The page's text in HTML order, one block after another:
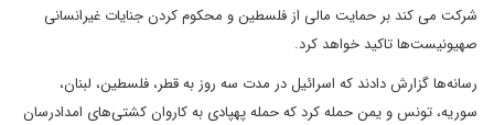
شرکت می کند بر حمایت مالی از فلسطین و محکوم کردن جنایات غیرانسانی
صهیونیست‌ها تاکید خواهد کرد.
رسانه‌ها گزارش دادند که اسرائیل در مدت سه روز به قطر، فلسطین، لبنان،
سوریه، تونس و یمن حمله کرد که حمله پهپادی به کاروان کشتی‌های امدادرسان